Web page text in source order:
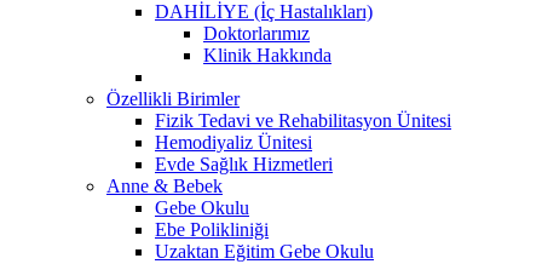
DAHİLİYE (İç Hastalıkları)
Doktorlarımız
Klinik Hakkında
Özellikli Birimler
Fizik Tedavi ve Rehabilitasyon Ünitesi
Hemodiyaliz Ünitesi
Evde Sağlık Hizmetleri
Anne & Bebek
Gebe Okulu
Ebe Polikliniği
Uzaktan Eğitim Gebe Okulu